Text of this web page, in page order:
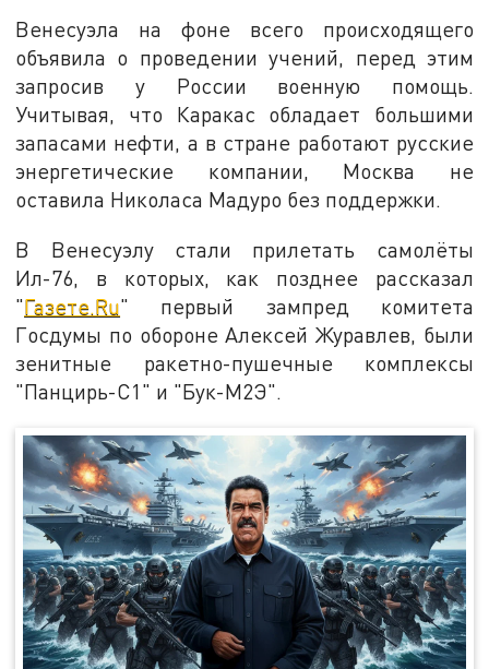
Венесуэла на фоне всего происходящего
объявила о проведении учений, перед этим
запросив у России военную помощь.
Учитывая, что Каракас обладает большими
запасами нефти, а в стране работают русские
энергетические компании, Москва не
оставила Николаса Мадуро без поддержки.
В Венесуэлу стали прилетать самолёты
Ил-76, в которых, как позднее рассказал
"Газете.Ru" первый зампред комитета
Госдумы по обороне Алексей Журавлев, были
зенитные ракетно-пушечные комплексы
"Панцирь-С1" и "Бук-М2Э".